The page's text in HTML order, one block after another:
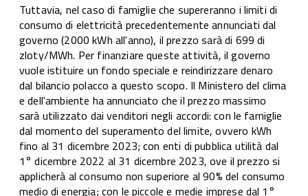
Tuttavia, nel caso di famiglie che supereranno i limiti di
consumo di elettricità precedentemente annunciati dal
governo (2000 kWh all'anno), il prezzo sarà di 699 di
zloty/MWh. Per finanziare queste attività, il governo
vuole istituire un fondo speciale e reindirizzare denaro
dal bilancio polacco a questo scopo. Il Ministero del clima
e dell'ambiente ha annunciato che il prezzo massimo
sarà utilizzato dai venditori negli accordi: con le famiglie
dal momento del superamento del limite, ovvero kWh
fino al 31 dicembre 2023; con enti di pubblica utilità dal
1° dicembre 2022 al 31 dicembre 2023, ove il prezzo si
applicherà al consumo non superiore al 90% del consumo
medio di energia; con le piccole e medie imprese dal 1°